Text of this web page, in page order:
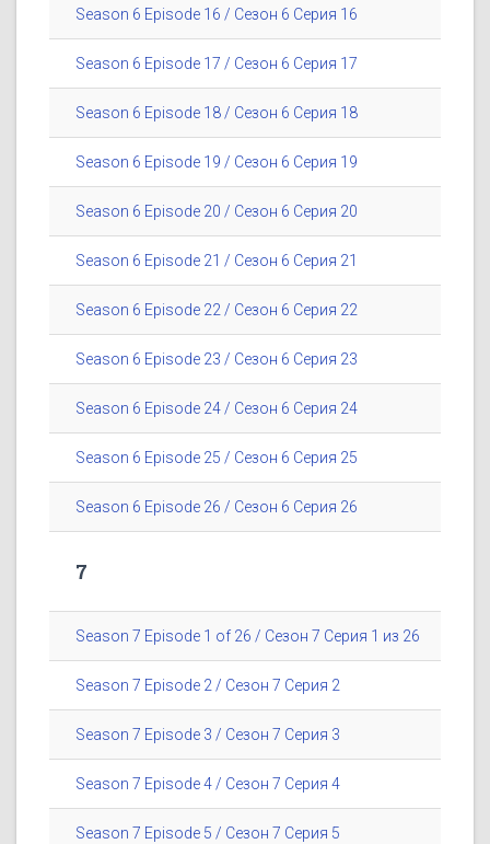
Season 6 Episode 16 / Сезон 6 Серия 16
Season 6 Episode 17 / Сезон 6 Серия 17
Season 6 Episode 18 / Сезон 6 Серия 18
Season 6 Episode 19 / Сезон 6 Серия 19
Season 6 Episode 20 / Сезон 6 Серия 20
Season 6 Episode 21 / Сезон 6 Серия 21
Season 6 Episode 22 / Сезон 6 Серия 22
Season 6 Episode 23 / Сезон 6 Серия 23
Season 6 Episode 24 / Сезон 6 Серия 24
Season 6 Episode 25 / Сезон 6 Серия 25
Season 6 Episode 26 / Сезон 6 Серия 26
7
Season 7 Episode 1 of 26 / Сезон 7 Серия 1 из 26
Season 7 Episode 2 / Сезон 7 Серия 2
Season 7 Episode 3 / Сезон 7 Серия 3
Season 7 Episode 4 / Сезон 7 Серия 4
Season 7 Episode 5 / Сезон 7 Серия 5